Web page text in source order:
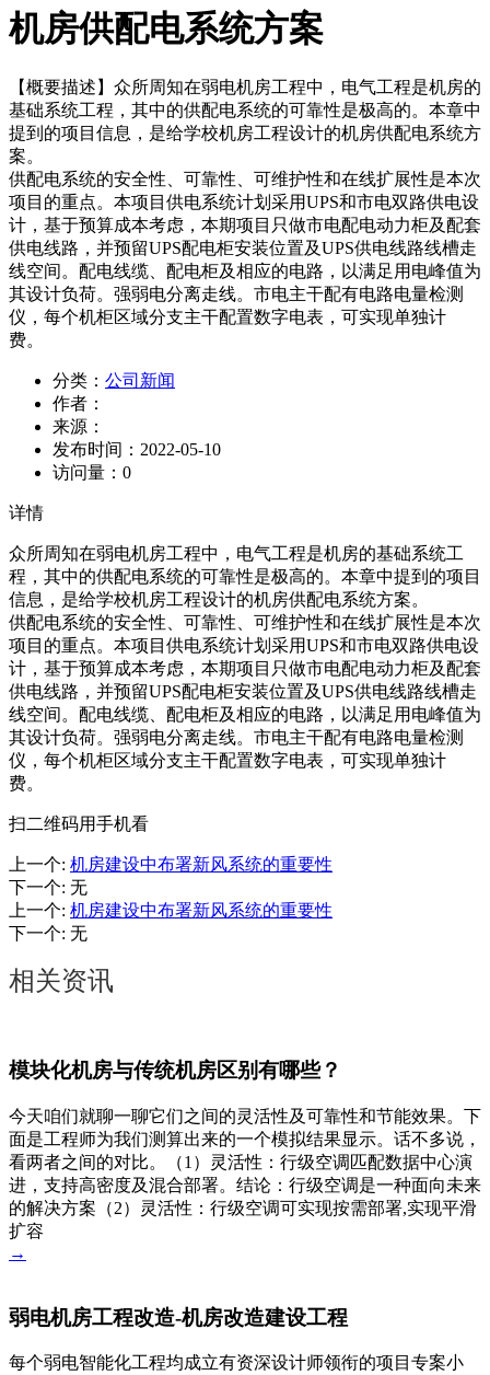
机房供配电系统方案
【概要描述】 众所周知在弱电机房工程中，电气工程是机房的
基础系统工程，其中的供配电系统的可靠性是极高的。本章中
提到的项目信息，是给学校机房工程设计的机房供配电系统方
案。
供配电系统的安全性、可靠性、可维护性和在线扩展性是本次
项目的重点。本项目供电系统计划采用UPS和市电双路供电设
计，基于预算成本考虑，本期项目只做市电配电动力柜及配套
供电线路，并预留UPS配电柜安装位置及UPS供电线路线槽走
线空间。配电线缆、配电柜及相应的电路，以满足用电峰值为
其设计负荷。强弱电分离走线。市电主干配有电路电量检测
仪，每个机柜区域分支主干配置数字电表，可实现单独计
费。
分类： 公司新闻
作者：
来源：
发布时间： 2022-05-10
访问量： 0
详情
众所周知在弱电机房工程中，电气工程是机房的基础系统工
程，其中的供配电系统的可靠性是极高的。本章中提到的项目
信息，是给学校机房工程设计的机房供配电系统方案。
供配电系统的安全性、可靠性、可维护性和在线扩展性是本次
项目的重点。本项目供电系统计划采用UPS和市电双路供电设
计，基于预算成本考虑，本期项目只做市电配电动力柜及配套
供电线路，并预留UPS配电柜安装位置及UPS供电线路线槽走
线空间。配电线缆、配电柜及相应的电路，以满足用电峰值为
其设计负荷。强弱电分离走线。市电主干配有电路电量检测
仪，每个机柜区域分支主干配置数字电表，可实现单独计
费。
扫二维码用手机看
上一个: 机房建设中布署新风系统的重要性
下一个: 无
上一个: 机房建设中布署新风系统的重要性
下一个: 无
相关资讯
模块化机房与传统机房区别有哪些？
今天咱们就聊一聊它们之间的灵活性及可靠性和节能效果。下
面是工程师为我们测算出来的一个模拟结果显示。话不多说，
看两者之间的对比。（1）灵活性：行级空调匹配数据中心演
进，支持高密度及混合部署。结论：行级空调是一种面向未来
的解决方案（2）灵活性：行级空调可实现按需部署,实现平滑
扩容
→
弱电机房工程改造-机房改造建设工程
每个弱电智能化工程均成立有资深设计师领衔的项目专案小